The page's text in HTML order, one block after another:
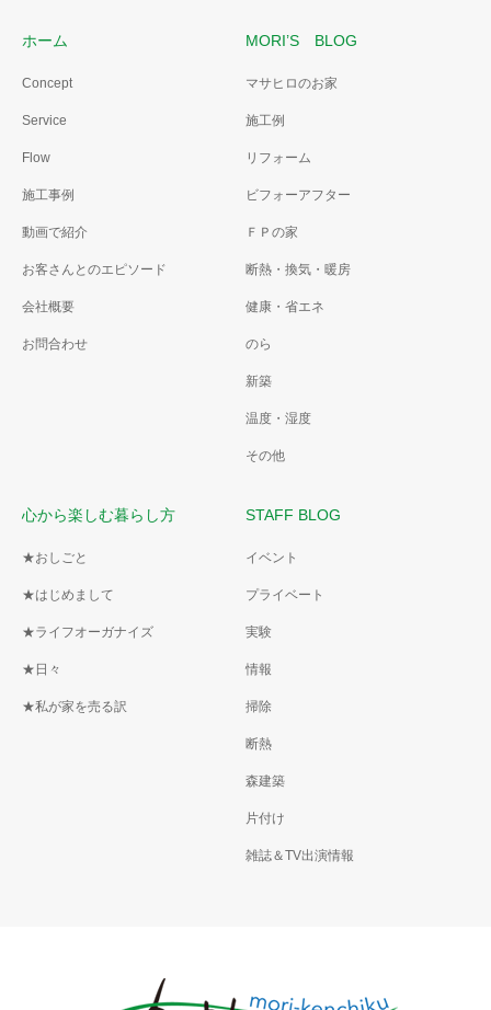
ホーム
Concept
Service
Flow
施工事例
動画で紹介
お客さんとのエピソード
会社概要
お問合わせ
MORI’S BLOG
マサヒロのお家
施工例
リフォーム
ビフォーアフター
ＦＰの家
断熱・換気・暖房
健康・省エネ
のら
新築
温度・湿度
その他
心から楽しむ暮らし方
★おしごと
★はじめまして
★ライフオーガナイズ
★日々
★私が家を売る訳
STAFF BLOG
イベント
プライベート
実験
情報
掃除
断熱
森建築
片付け
雑誌＆TV出演情報